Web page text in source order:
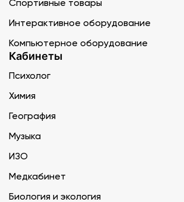
Спортивные товары
Интерактивное оборудование
Компьютерное оборудование
Кабинеты
Психолог
Химия
География
Музыка
ИЗО
Медкабинет
Биология и экология